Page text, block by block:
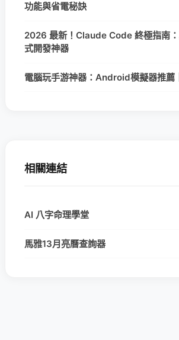
功能與省電秘訣
2026 最新！Claude Code 終極指南
式開發神器
電腦玩手游神器：Android模擬器推薦
相關連結
AI 八字命理學堂
馬雅13月亮曆查詢器